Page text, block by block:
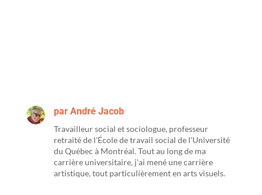
par André Jacob
Travailleur social et sociologue, professeur
retraité de l'École de travail social de l'Université
du Québec à Montréal. Tout au long de ma
carrière universitaire, j'ai mené une carrière
artistique, tout particulièrement en arts visuels.